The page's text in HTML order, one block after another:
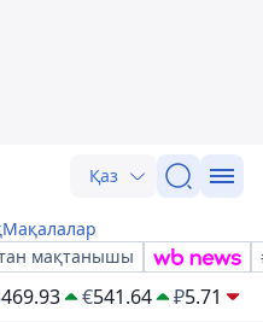
Қаз
Мақалалар
мақтанышы
469.93 €541.64 ₽5.71